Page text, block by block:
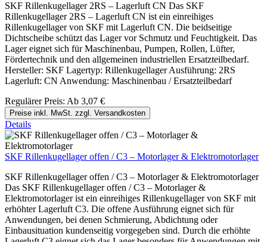
SKF Rillenkugellager 2RS – Lagerluft CN Das SKF
Rillenkugellager 2RS – Lagerluft CN ist ein einreihiges
Rillenkugellager von SKF mit Lagerluft CN. Die beidseitige
Dichtscheibe schützt das Lager vor Schmutz und Feuchtigkeit. Das
Lager eignet sich für Maschinenbau, Pumpen, Rollen, Lüfter,
Fördertechnik und den allgemeinen industriellen Ersatzteilbedarf.
Hersteller: SKF Lagertyp: Rillenkugellager Ausführung: 2RS
Lagerluft: CN Anwendung: Maschinenbau / Ersatzteilbedarf
Regulärer Preis: Ab 3,07 €
Preise inkl. MwSt. zzgl. Versandkosten
Details
SKF Rillenkugellager offen / C3 – Motorlager & Elektromotorlager
SKF Rillenkugellager offen / C3 – Motorlager & Elektromotorlager
Das SKF Rillenkugellager offen / C3 – Motorlager &
Elektromotorlager ist ein einreihiges Rillenkugellager von SKF mit
erhöhter Lagerluft C3. Die offene Ausführung eignet sich für
Anwendungen, bei denen Schmierung, Abdichtung oder
Einbausituation kundenseitig vorgegeben sind. Durch die erhöhte